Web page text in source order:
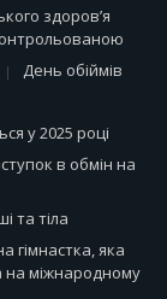
здоров’я
День обіймів
у 2025 році
в обмін на
та тіла
гімнастка, яка
на міжнародному